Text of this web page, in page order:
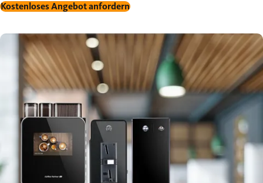
Kostenloses Angebot anfordern